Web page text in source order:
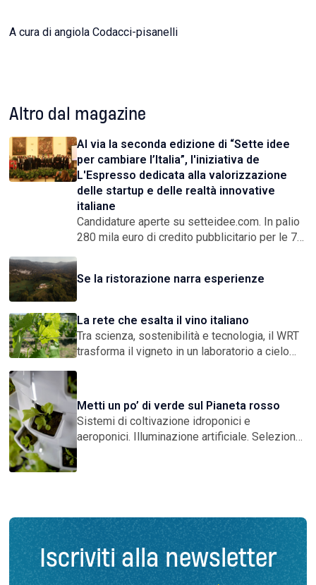
A cura di angiola Codacci-pisanelli
Altro dal magazine
Al via la seconda edizione di “Sette idee
per cambiare l’Italia”, l'iniziativa de
L'Espresso dedicata alla valorizzazione
delle startup e delle realtà innovative
italiane
Candidature aperte su setteidee.com. In palio
280 mila euro di credito pubblicitario per le 7
Campidoglio il 9 dicembre
Se la ristorazione narra esperienze
La rete che esalta il vino italiano
Tra scienza, sostenibilità e tecnologia, il WRT
trasforma il vigneto in un laboratorio a cielo
condivisa, qualità certificata e una visione
concreta sul futuro
Metti un po’ di verde sul Pianeta rosso
Sistemi di coltivazione idroponici e
aeroponici. Illuminazione artificiale. Selezione
Iscriviti alla newsletter